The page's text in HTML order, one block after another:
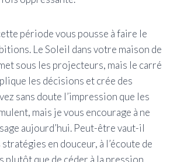
période vous pousse à faire le
Le Soleil dans votre maison de
sous les projecteurs, mais le carré
les décisions et crée des
sans doute l’impression que les
mais je vous encourage à ne
aujourd’hui. Peut-être vaut-il
en douceur, à l’écoute de
plutôt que de céder à la pression